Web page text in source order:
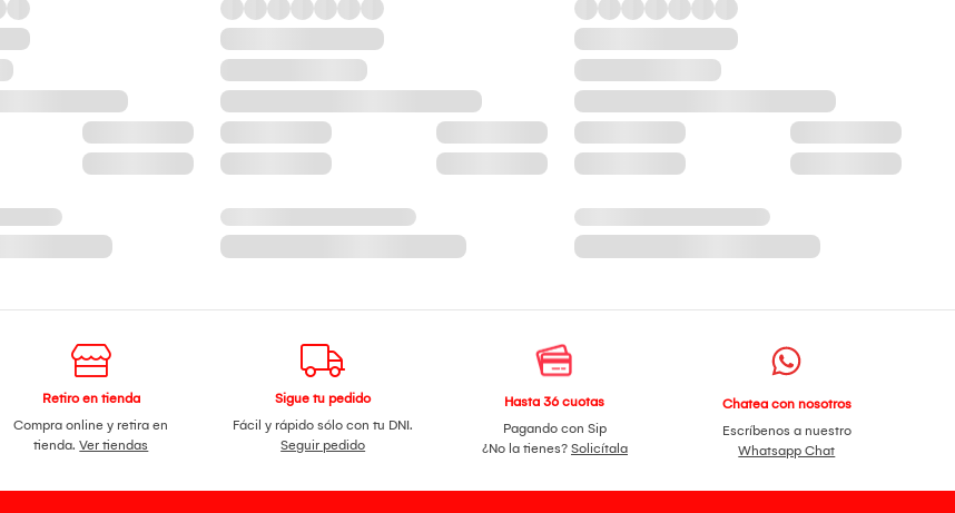
Retiro en tienda
Compra online y retira en
tienda.Ver tiendas
Sigue tu pedido
Fácil y rápido sólo con tu DNI.
Seguir pedido
Hasta 36 cuotas
Pagando con Sip
¿No la tienes? Solicítala
Chatea con nosotros
Escríbenos a nuestro
Whatsapp Chat